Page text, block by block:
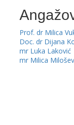
Prof. dr Milica
Doc. dr Dijana
mr Luka Laković
mr Milica